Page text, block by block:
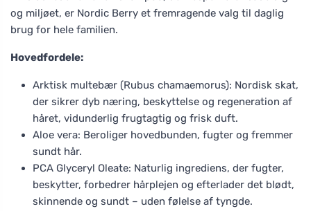
og miljøet, er Nordic Berry et fremragende valg til daglig
brug for hele familien.
Hovedfordele:
Arktisk multebær (Rubus chamaemorus): Nordisk skat,
der sikrer dyb næring, beskyttelse og regeneration af
håret, vidunderlig frugtagtig og frisk duft.
Aloe vera: Beroliger hovedbunden, fugter og fremmer
sundt hår.
PCA Glyceryl Oleate: Naturlig ingrediens, der fugter,
beskytter, forbedrer hårplejen og efterlader det blødt,
skinnende og sundt – uden følelse af tyngde.